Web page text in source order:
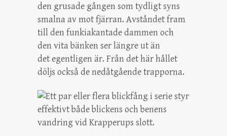
den grusade gången som tydligt syns
smalna av mot fjärran. Avståndet fram
till den funkiakantade dammen och
den vita bänken ser längre ut än
det egentligen är. Från det här hållet
döljs också de nedåtgående trapporna.